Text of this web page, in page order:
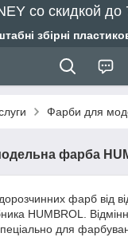
со скидкой до
збірні
Фарби для
фарба
фарб від
HUMBROL.
для